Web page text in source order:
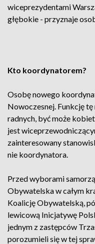
wiceprezydentami
głębokie - przyznaje
Kto koordynatorem?
Osobę nowego
Nowoczesnej. Funkcję
radnych, być może
jest
zainteresowany
nie koordynatora.
Przed wyborami
Obywatelska w całym
Koalicję Obywatelską,
lewicową Inicjatywę
jednym z zastępców
porozumieli się w tej